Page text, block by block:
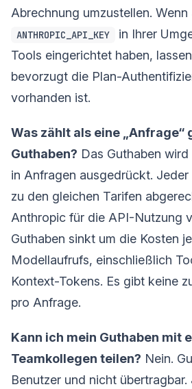
Abrechnung umzustellen. Wenn
ANTHROPIC_API_KEY
in Ihrer
Tools eingerichtet haben,
bevorzugt die Plan-
vorhanden ist.
Was zählt als eine „Anfrage“
Guthaben? Das Guthaben
in Anfragen ausgedrückt.
zu den gleichen Tarifen
Anthropic für die API-Nutzung
Guthaben sinkt um die Kosten
Modellaufrufs, einschließlich
Kontext-Tokens. Es gibt keine
pro Anfrage.
Kann ich mein Guthaben mit
Teamkollegen teilen? Nein.
Benutzer und nicht